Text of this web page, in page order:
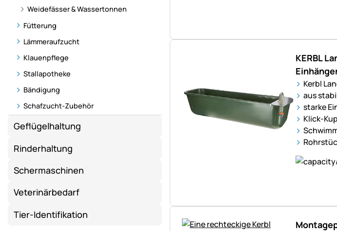
Weidefässer & Wassertonnen
Fütterung
Lämmeraufzucht
Klauenpflege
Stallapotheke
Bändigung
Schafzucht-Zubehör
Geflügelhaltung
Rinderhaltung
Schermaschinen
Veterinärbedarf
Tier-Identifikation
KERBL
Kerbl
aus
starke
Klick-